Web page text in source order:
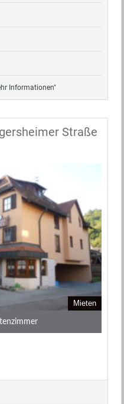
Informationen"
Straße
Mieten